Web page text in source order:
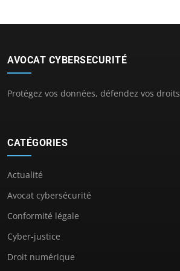
AVOCAT CYBERSECURITÉ
Protégez vos données, défendez vos droits
CATÉGORIES
Actualité
Avocat cybersécurité
Conformité légale
Cyber-justice
Droit numérique